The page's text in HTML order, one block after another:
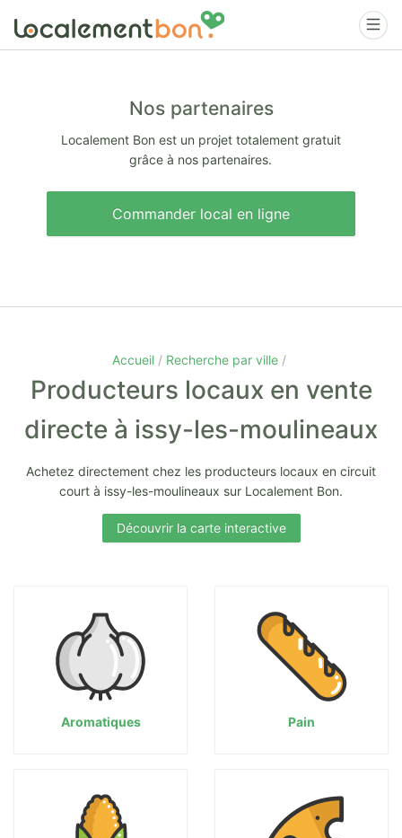
Nos partenaires
Localement Bon est un projet totalement gratuit
grâce à nos partenaires.
Commander local en ligne
Accueil Recherche par ville
Producteurs locaux en vente
directe à issy-les-moulineaux
Achetez directement chez les producteurs locaux en circuit
court à issy-les-moulineaux sur Localement Bon.
Découvrir la carte interactive
Aromatiques Pain